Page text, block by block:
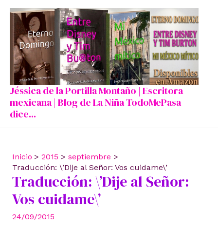
contenido
Jéssica de la Portilla Montaño | Escritora
mexicana | Blog de La Niña TodoMePasa
dice...
Inicio 2015
septiembre
Traducción: \’Dije al Señor: Vos cuidame\’
Traducción: \’Dije al Señor:
Vos cuidame\’
24/09/2015